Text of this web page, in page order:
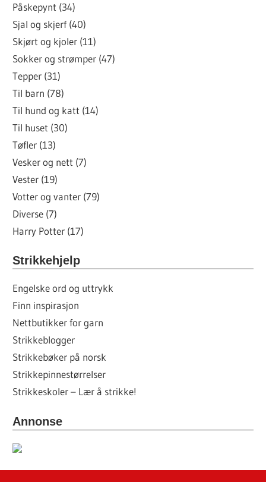
Påskepynt (34)
Sjal og skjerf (40)
Skjørt og kjoler (11)
Sokker og strømper (47)
Tepper (31)
Til barn (78)
Til hund og katt (14)
Til huset (30)
Tøfler (13)
Vesker og nett (7)
Vester (19)
Votter og vanter (79)
Diverse (7)
Harry Potter (17)
Strikkehjelp
Engelske ord og uttrykk
Finn inspirasjon
Nettbutikker for garn
Strikkeblogger
Strikkebøker på norsk
Strikkepinnestørrelser
Strikkeskoler – Lær å strikke!
Annonse